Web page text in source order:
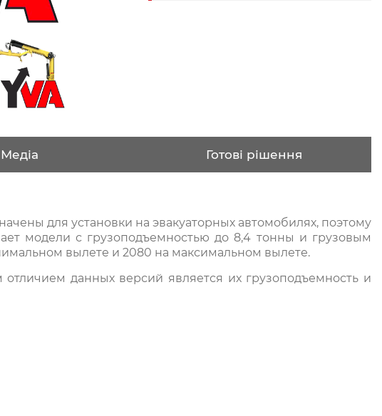
Медіа Готові рішення
для установки на эвакуаторных автомобилях, поэтому
модели с грузоподъемностью до 8,4 тонны и грузовым
вылете и 2080 на максимальном вылете.
данных версий является их грузоподъемность и